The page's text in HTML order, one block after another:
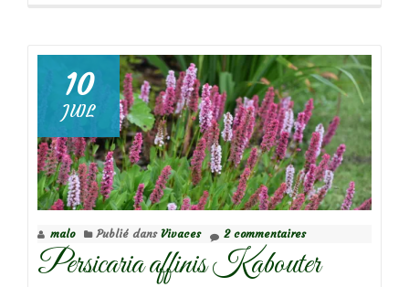
Focus
sur
le
Rosier
Julie
Pietri
10
JUIL
malo Publié dans Vivaces 2 commentaires
Persicaria affinis Kabouter